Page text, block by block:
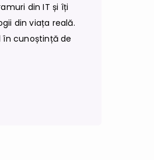
din IT și îți
din viața reală.
cunoștință de